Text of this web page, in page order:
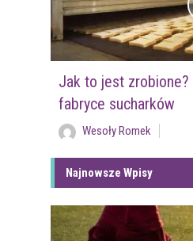
Jak to jest zrobione?
fabryce sucharków
Wesoły Romek
Najnowsze Wpisy